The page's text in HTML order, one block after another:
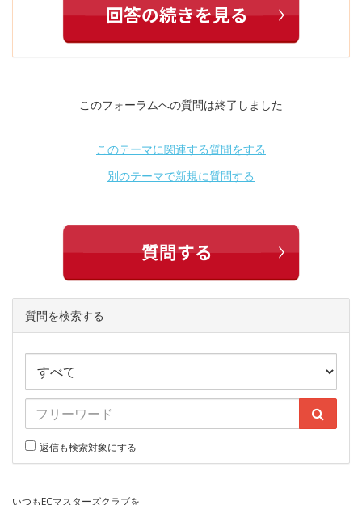
このフォーラムへの質問は終了しました
このテーマに関連する質問をする
別のテーマで新規に質問する
質問を検索する
返信も検索対象にする
いつもECマスターズクラブを